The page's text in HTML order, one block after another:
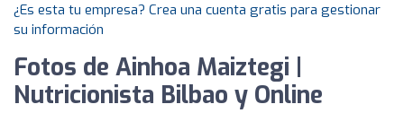
¿Es esta tu empresa? Crea una cuenta gratis para gestionar
su información
Fotos de Ainhoa Maiztegi |
Nutricionista Bilbao y Online